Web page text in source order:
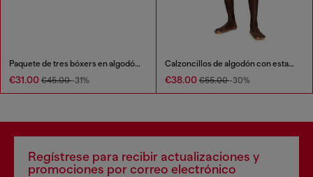
Paquete de tres bóxers en algodón elástico
€31.00 €45.00-31%
Calzoncillos de algodón con estampado completo
€38.00 €55.00-30%
Regístrese para recibir actualizaciones y
promociones por correo electrónico